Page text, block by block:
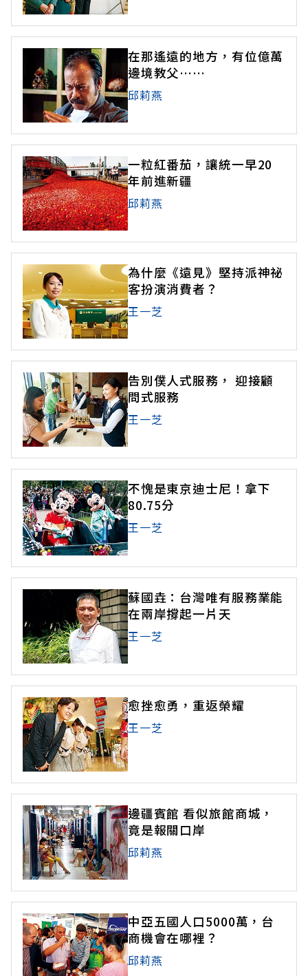
在那遙遠的地方，有位億萬
邊境教父……
邱莉燕
一粒紅番茄，讓統一早20
年前進新疆
邱莉燕
為什麼《遠見》堅持派神祕
客扮演消費者？
王一芝
告別僕人式服務， 迎接顧
問式服務
王一芝
不愧是東京迪士尼！拿下
80.75分
王一芝
蘇國垚：台灣唯有服務業能
在兩岸撐起一片天
王一芝
愈挫愈勇，重返榮耀
王一芝
邊疆賓館 看似旅館商城，
竟是報關口岸
邱莉燕
中亞五國人口5000萬，台
商機會在哪裡？
邱莉燕